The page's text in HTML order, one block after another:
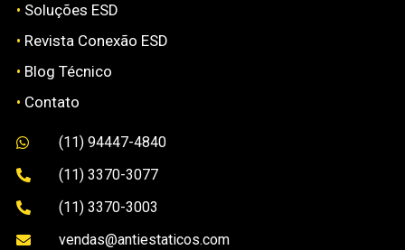
• Soluções ESD
• Revista Conexão ESD
• Blog Técnico
• Contato
 (11) 94447-4840
 (11) 3370-3077
 (11) 3370-3003
 vendas@antiestaticos.com